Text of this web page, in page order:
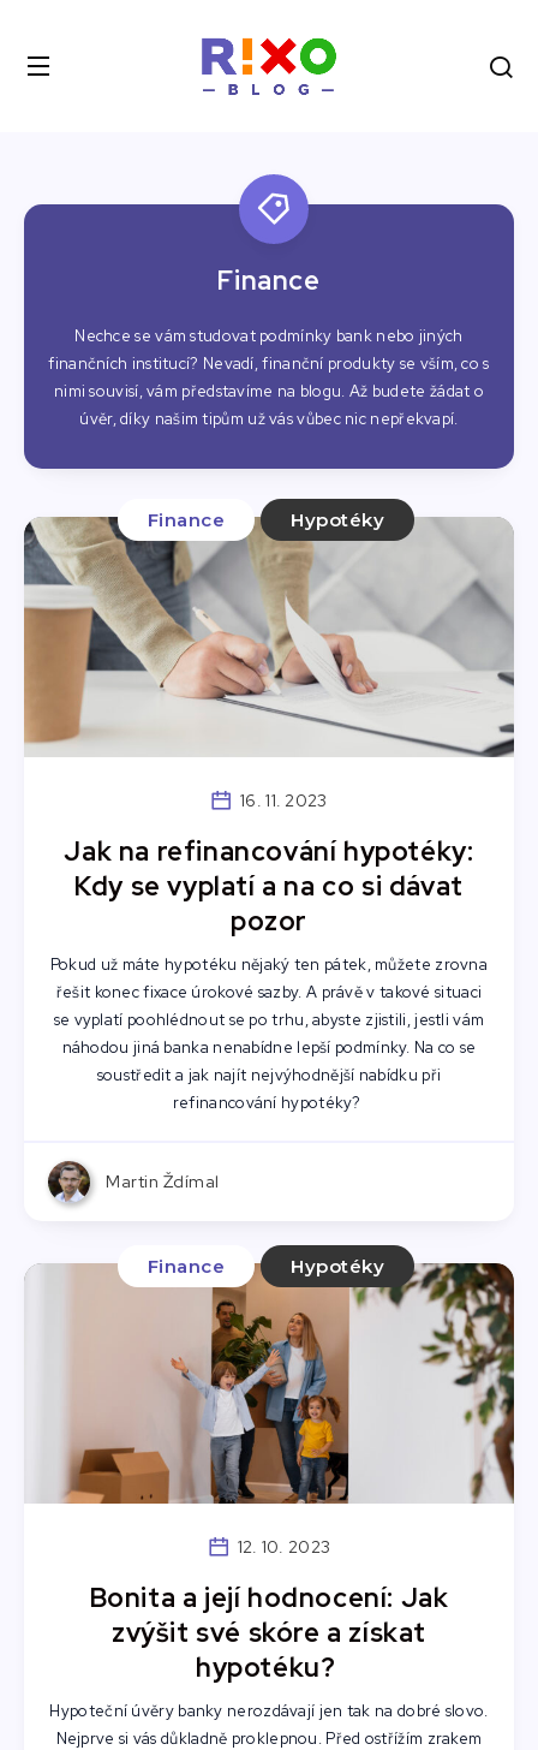
Finance
Nechce se vám studovat podmínky bank nebo jiných
finančních institucí? Nevadí, finanční produkty se vším, co s
nimi souvisí, vám představíme na blogu. Až budete žádat o
úvěr, díky našim tipům už vás vůbec nic nepřekvapí.
Finance Hypotéky
16. 11. 2023
Jak na refinancování hypotéky:
Kdy se vyplatí a na co si dávat
pozor
Pokud už máte hypotéku nějaký ten pátek, můžete zrovna
řešit konec fixace úrokové sazby. A právě v takové situaci
se vyplatí poohlédnout se po trhu, abyste zjistili, jestli vám
náhodou jiná banka nenabídne lepší podmínky. Na co se
soustředit a jak najít nejvýhodnější nabídku při
refinancování hypotéky?
Martin Ždímal
Finance Hypotéky
12. 10. 2023
Bonita a její hodnocení: Jak
zvýšit své skóre a získat
hypotéku?
Hypoteční úvěry banky nerozdávají jen tak na dobré slovo.
Nejprve si vás důkladně proklepnou. Před ostřížím zrakem